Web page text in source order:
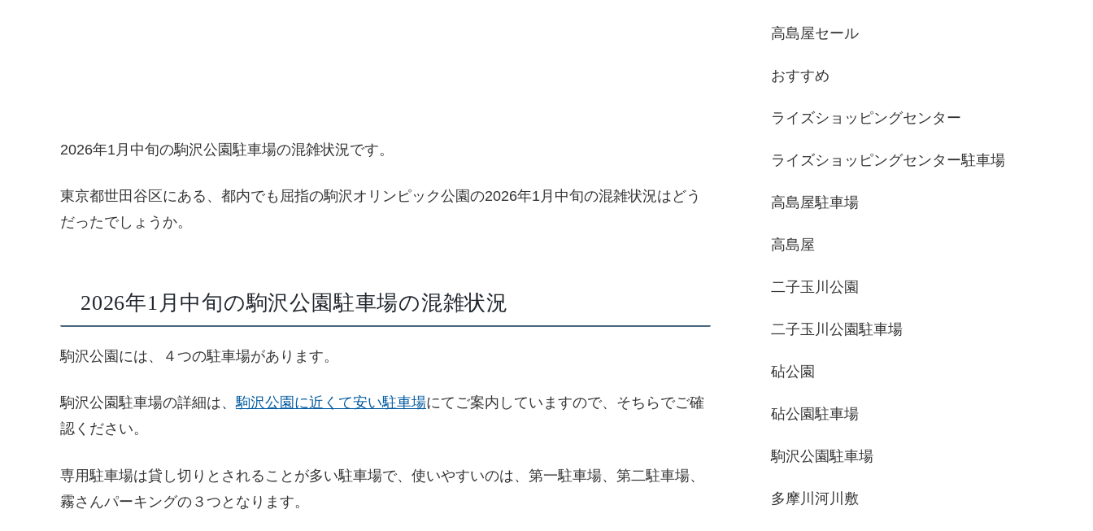
2026年1月中旬の駒沢公園駐車場の混雑状況です。
東京都世田谷区にある、都内でも屈指の駒沢オリンピック公園の2026年1月中旬の混雑状況はどう
だったでしょうか。
2026年1月中旬の駒沢公園駐車場の混雑状況
駒沢公園には、４つの駐車場があります。
駒沢公園駐車場の詳細は、駒沢公園に近くて安い駐車場にてご案内していますので、そちらでご確
認ください。
専用駐車場は貸し切りとされることが多い駐車場で、使いやすいのは、第一駐車場、第二駐車場、
霧さんパーキングの３つとなります。
高島屋セール
おすすめ
ライズショッピングセンター
ライズショッピングセンター駐車場
高島屋駐車場
高島屋
二子玉川公園
二子玉川公園駐車場
砧公園
砧公園駐車場
駒沢公園駐車場
多摩川河川敷